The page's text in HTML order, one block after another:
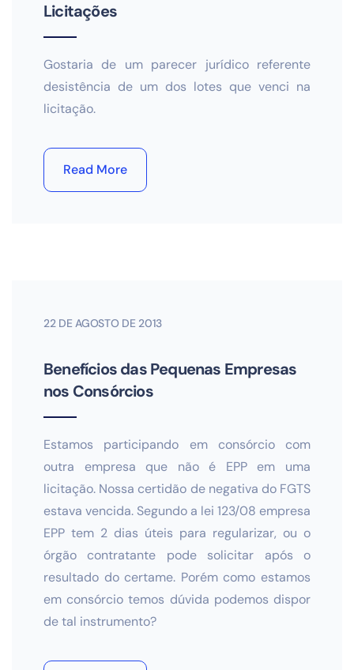
Licitações
Gostaria de um parecer jurídico referente
desistência de um dos lotes que venci na
licitação.
Read More
22 DE AGOSTO DE 2013
Benefícios das Pequenas Empresas
nos Consórcios
Estamos participando em consórcio com
outra empresa que não é EPP em uma
licitação. Nossa certidão de negativa do FGTS
estava vencida. Segundo a lei 123/08 empresa
EPP tem 2 dias úteis para regularizar, ou o
órgão contratante pode solicitar após o
resultado do certame. Porém como estamos
em consórcio temos dúvida podemos dispor
de tal instrumento?